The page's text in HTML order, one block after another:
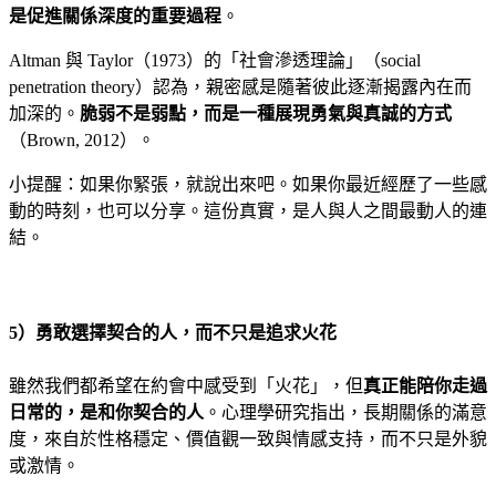
是促進關係深度的重要過程 。
Altman 與 Taylor（1973）的「社會滲透理論」（social
penetration theory）認為，親密感是隨著彼此逐漸揭露內在而
加深的。 脆弱不是弱點，而是一種展現勇氣與真誠的方式
（Brown, 2012）。
小提醒：如果你緊張，就說出來吧。如果你最近經歷了一些感
動的時刻，也可以分享。這份真實，是人與人之間最動人的連
結。
5）勇敢選擇契合的人，而不只是追求火花
雖然我們都希望在約會中感受到「火花」，但真正能陪你走過
日常的，是和你契合的人 。心理學研究指出，長期關係的滿意
度，來自於性格穩定、價值觀一致與情感支持，而不只是外貌
或激情。